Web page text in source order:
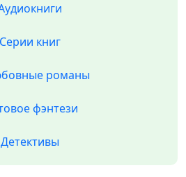
Серии книг
романы
фэнтези
Детективы